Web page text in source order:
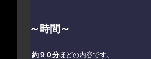
～時間～
約９０分ほどの内容です。